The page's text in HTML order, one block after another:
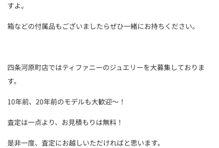
すよ。
箱などの付属品もございましたらぜひ一緒にお持ちください。
四条河原町店ではティファニーのジュエリーを大募集しておりま
す。
10年前、20年前のモデルも大歓迎～！
査定は一点より、お見積もりは無料！
是非一度、査定にお越しいただければと思います。